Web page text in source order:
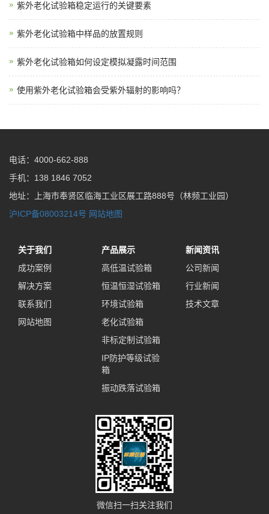
紫外老化试验箱稳定运行的关键要素
紫外老化试验箱中样品的放置规则
紫外老化试验箱如何设定模拟凝露时间范围
使用紫外老化试验箱会受紫外辐射的影响吗？
电话：4000-662-888
手机：138 1846 7052
地址：上海市奉贤区临海工业区展工路888号（林频工业园）
沪ICP备08003214号 网站地图
关于我们
成功案例
解决方案
联系我们
网站地图
产品展示
高低温试验箱
恒温恒湿试验箱
环境试验箱
老化试验箱
非标定制试验箱
IP防护等级试验
箱
振动跌落试验箱
新闻资讯
公司新闻
行业新闻
技术文章
微信扫一扫关注我们